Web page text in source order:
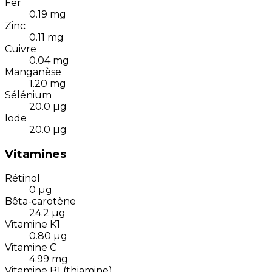
Fer
0.19 mg
Zinc
0.11 mg
Cuivre
0.04 mg
Manganèse
1.20 mg
Sélénium
20.0 µg
Iode
20.0 µg
Vitamines
Rétinol
0 µg
Bêta-carotène
24.2 µg
Vitamine K1
0.80 µg
Vitamine C
4.99 mg